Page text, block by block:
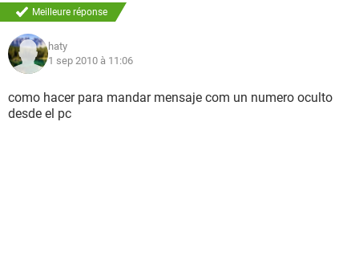
Meilleure réponse
haty
1 sep 2010 à 11:06
como hacer para mandar mensaje com un numero oculto
desde el pc